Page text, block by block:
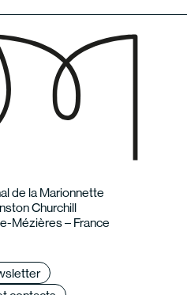
de la Marionnette
Churchill
Mézières – France